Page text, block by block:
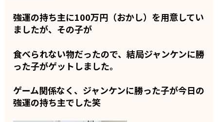
強運の持ち主に100万円（おかし）を用意してい
ましたが、その子が
食べられない物だったので、結局ジャンケンに勝
った子がゲットしました。
ゲーム関係なく、ジャンケンに勝った子が今日の
強運の持ち主でした笑